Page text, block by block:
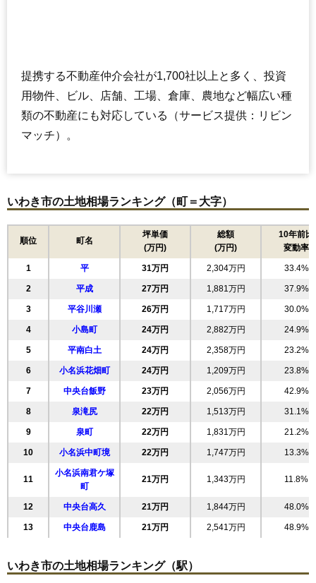
提携する不動産仲介会社が1,700社以上と多く、投資
用物件、ビル、店舗、工場、倉庫、農地など幅広い種
類の不動産にも対応している（サービス提供：リビン
マッチ）。
いわき市の土地相場ランキング（町＝大字）
順位 町名
坪単価
(万円)
総額
(万円)
10年前比
変動率
1 平 31万円 2,304万円 33.4%
2 平成 27万円 1,881万円 37.9%
3 平谷川瀬 26万円 1,717万円 30.0%
4 小島町 24万円 2,882万円 24.9%
5 平南白土 24万円 2,358万円 23.2%
6 小名浜花畑町 24万円 1,209万円 23.8%
7 中央台飯野 23万円 2,056万円 42.9%
8 泉滝尻 22万円 1,513万円 31.1%
9 泉町 22万円 1,831万円 21.2%
10 小名浜中町境 22万円 1,747万円 13.3%
11
小名浜南君ケ塚
町
21万円 1,343万円 11.8%
12 中央台高久 21万円 1,844万円 48.0%
13 中央台鹿島 21万円 2,541万円 48.9%
15 泉玉露 21万円
いわき市の土地相場ランキング（駅）